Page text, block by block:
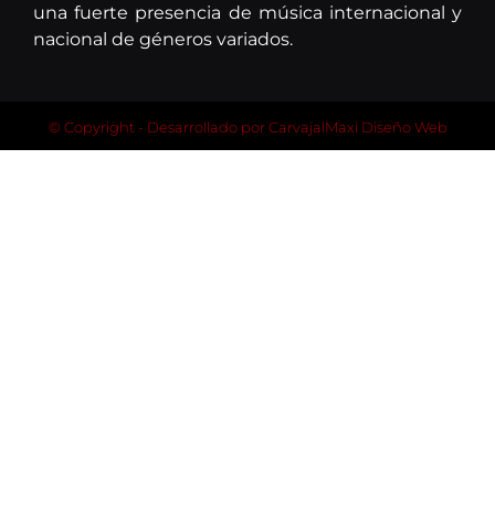
una fuerte presencia de música internacional y
nacional de géneros variados.
© Copyright - Desarrollado porCarvajalMaxi Diseño Web